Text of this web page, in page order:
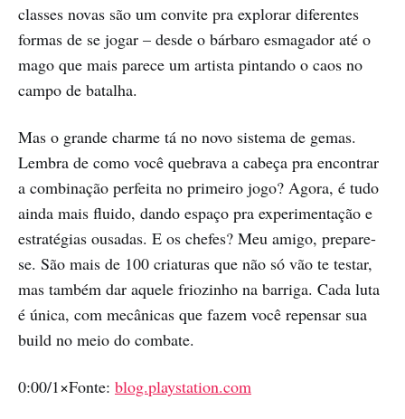
classes novas são um convite pra explorar diferentes
formas de se jogar – desde o bárbaro esmagador até o
mago que mais parece um artista pintando o caos no
campo de batalha.
Mas o grande charme tá no novo sistema de gemas.
Lembra de como você quebrava a cabeça pra encontrar
a combinação perfeita no primeiro jogo? Agora, é tudo
ainda mais fluido, dando espaço pra experimentação e
estratégias ousadas. E os chefes? Meu amigo, prepare-
se. São mais de 100 criaturas que não só vão te testar,
mas também dar aquele friozinho na barriga. Cada luta
é única, com mecânicas que fazem você repensar sua
build no meio do combate.
0:00/1×Fonte: blog.playstation.com